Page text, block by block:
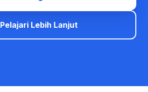
Pelajari Lebih Lanjut